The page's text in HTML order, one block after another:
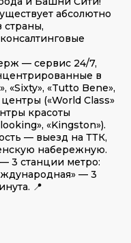
абсолютно
страны,
— сервис 24/7,
в
«Sixty», «Tutto Bene»,
(«World Class»
красоты
«Kingston»).
— выезд на ТТК,
набережную.
3 станции метро:
— 3
📍